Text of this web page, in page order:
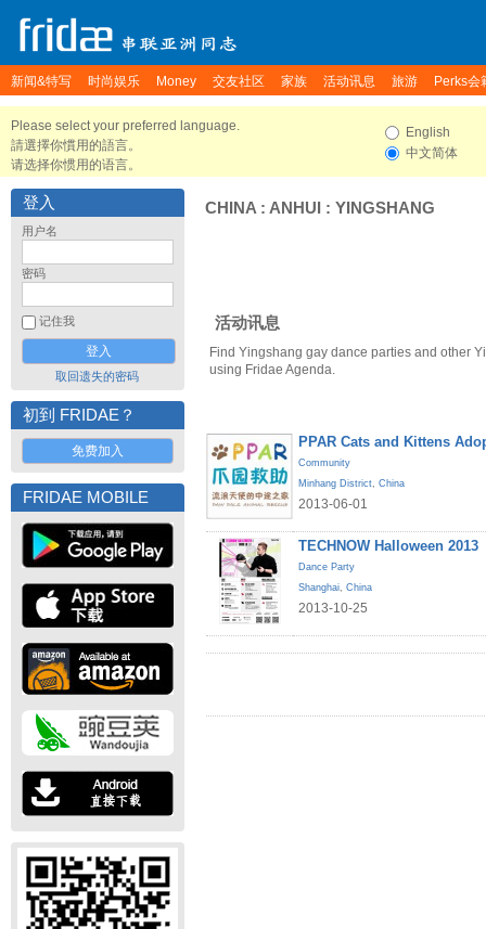
新闻&特写 时尚娱乐 Money 交友社区 家族 活动讯息 旅游 Perks会
Please select your preferred language.
請選擇你慣用的語言。
请选择你惯用的语言。
English
中文简体
登入
用户名
密码
记住我
取回遗失的密码
初到 FRIDAE？
免费加入
FRIDAE MOBILE
CHINA : ANHUI : YINGSHANG
活动讯息
Find Yingshang gay dance parties and other
using Fridae Agenda.
PPAR Cats and Kittens
Community
Minhang District, China
2013-06-01
TECHNOW Halloween 2013
Dance Party
Shanghai, China
2013-10-25